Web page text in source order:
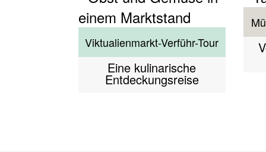
Viktualienmarkt-Verführ-Tour
Eine kulinarische
Entdeckungsreise